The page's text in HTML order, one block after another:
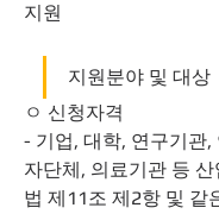
지원
지원분야 및 대상
ㅇ 신청자격
- 기업, 대학, 연구기관,
자단체, 의료기관 등
법 제11조 제2항 및 같